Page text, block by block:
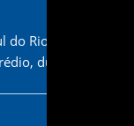
Rio de Janeiro,
durante um